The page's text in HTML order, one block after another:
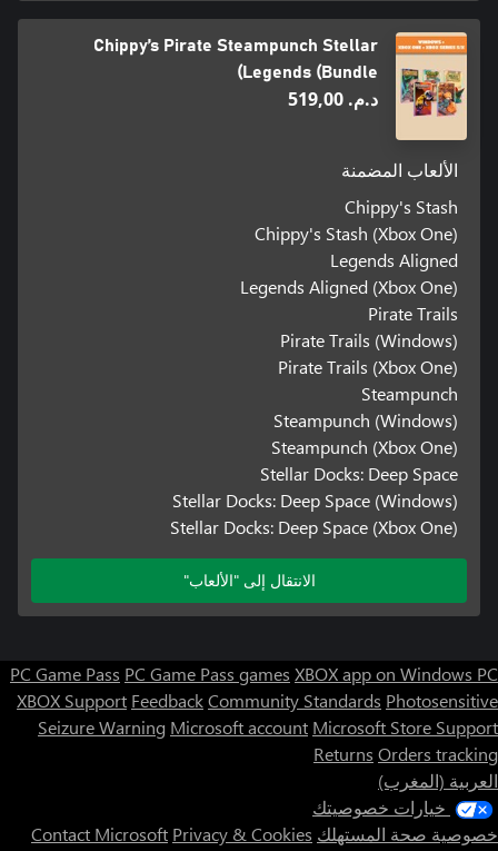
Chippy’s Pirate Steampunch Stellar
Legends (Bundle)
د.م.‏ 519,00
الألعاب المضمنة
Chippy's Stash
Chippy's Stash (Xbox One)
Legends Aligned
Legends Aligned (Xbox One)
Pirate Trails
Pirate Trails (Windows)
Pirate Trails (Xbox One)
Steampunch
Steampunch (Windows)
Steampunch (Xbox One)
Stellar Docks: Deep Space
Stellar Docks: Deep Space (Windows)
Stellar Docks: Deep Space (Xbox One)
الانتقال إلى "الألعاب"
PC Game Pass PC Game Pass games XBOX app on Windows PC
XBOX Support FeedbackCommunity Standards Photosensitive
Seizure Warning Microsoft account Microsoft Store Support
Returns Orders tracking
العربية (المغرب)
خيارات خصوصيتك
خصوصية صحة المستهلك
Contact Microsoft Privacy & Cookies